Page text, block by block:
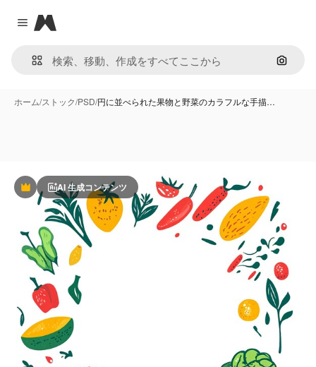
Close menu
Magnific
画像で
ホーム/ストック/PSD/円に並べられた果物と野菜のカラフルな手描…
PremiumAI 生成コンテンツ